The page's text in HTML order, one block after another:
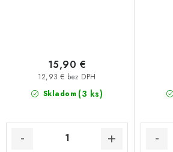
Skladom (3 ks)
12,93 € bez DPH
15,90 €